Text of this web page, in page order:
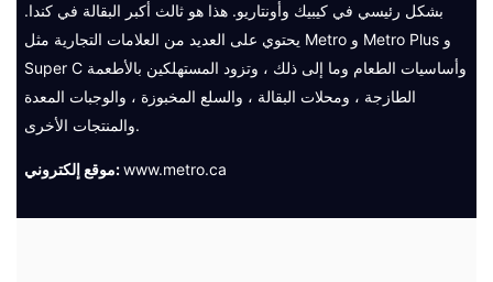
بشكل رئيسي في كيبيك وأونتاريو. هذا هو ثالث أكبر البقالة في كندا.
يحتوي على العديد من العلامات التجارية مثل Metro و Metro Plus و
Super C وأساسيات الطعام وما إلى ذلك ، وتزود المستهلكين بالأطعمة
الطازجة ، ومحلات البقالة ، والسلع المخبوزة ، والوجبات المعدة
والمنتجات الأخرى.
موقع إلكتروني:www.metro.ca